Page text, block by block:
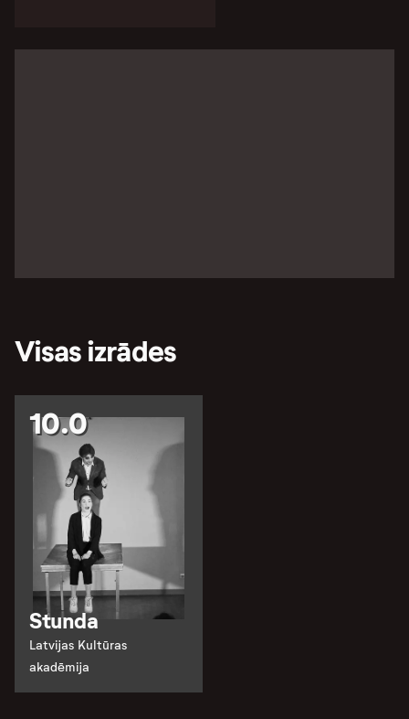
Visas izrādes
10.0
Stunda
Latvijas Kultūras
akadēmija